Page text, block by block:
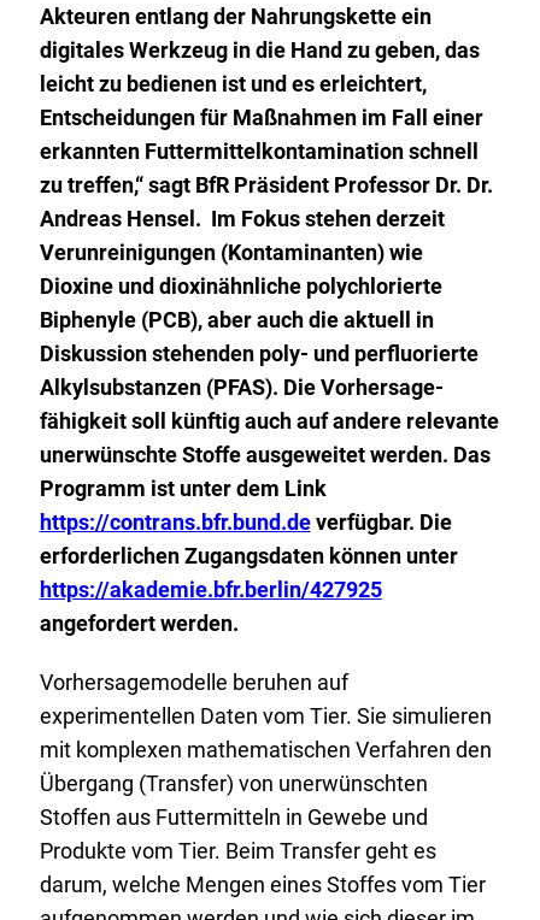
Akteuren entlang der Nahrungskette ein
digitales Werkzeug in die Hand zu geben, das
leicht zu bedienen ist und es erleichtert,
Entscheidungen für Maßnahmen im Fall einer
erkannten Futtermittelkontamination schnell
zu treffen,“ sagt BfR Präsident Professor Dr. Dr.
Andreas Hensel. Im Fokus stehen derzeit
Verunreinigungen (Kontaminanten) wie
Dioxine und dioxinähnliche polychlorierte
Biphenyle (PCB), aber auch die aktuell in
Diskussion stehenden poly- und perfluorierte
Alkylsubstanzen (PFAS). Die Vorhersage­
fähigkeit soll künftig auch auf andere relevante
unerwünschte Stoffe ausgeweitet werden. Das
Programm ist unter dem LinkE
x
t
e
e
r
L
i
n
k
:
https://contrans.bfr.bund.deverfügbar. Die
erforderlichen Zugangsdaten können unterE
n
e
n
https://akademie.bfr.berlin/427925
angefordert werden.
Vorhersagemodelle beruhen auf
experimentellen Daten vom Tier. Sie simulieren
mit komplexen mathematischen Verfahren den
Übergang (Transfer) von unerwünschten
Stoffen aus Futtermitteln in Gewebe und
Produkte vom Tier. Beim Transfer geht es
darum, welche Mengen eines Stoffes vom Tier